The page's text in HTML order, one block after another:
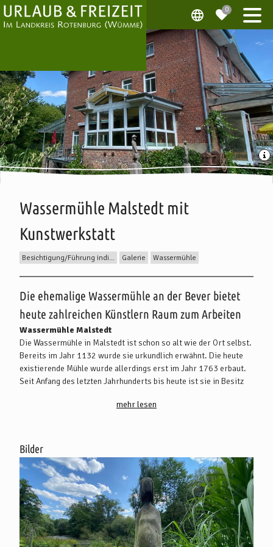
Wassermühle Malstedt mit
Kunstwerkstatt
Besichtigung/Führung individuell Galerie Wassermühle
Beschreibung
Die ehemalige Wassermühle an der Bever bietet
heute zahlreichen Künstlern Raum zum Arbeiten
Wassermühle Malstedt
Die Wassermühle in Malstedt ist schon so alt wie der Ort selbst.
Bereits im Jahr 1132 wurde sie urkundlich erwähnt. Die heute
existierende Mühle wurde allerdings erst im Jahr 1763 erbaut.
Seit Anfang des letzten Jahrhunderts bis heute ist sie in Besitz
wurden. In dieser Zeit diente sie, zusätzlich zum Malbetrieb,
auch als Sägewerk.
Im Zweiten Weltkrieg fiel die Mühle, wie auch ein Großteil der
Ortschaft Malstedt, den Flammen zum Opfer. Die Wassermühle
wurde aber bereits kurz nach Ende des Krieges wieder
aufgebaut. Seit dieser Zeit wurde die Mühle als modernes
Futtermittelwerk betrieben, ehe der Betrieb im Jahr 2002
mehr lesen
Bilder